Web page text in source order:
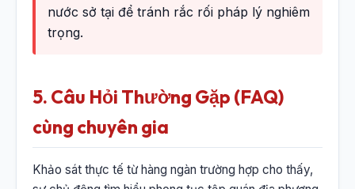
nước sở tại để tránh rắc rối pháp lý nghiêm
trọng.
5. Câu Hỏi Thường Gặp (FAQ)
cùng chuyên gia
Khảo sát thực tế từ hàng ngàn trường hợp cho thấy,